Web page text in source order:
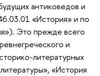
антиковедов и
«История» и по
Это прежде всего
и
литературных
«История